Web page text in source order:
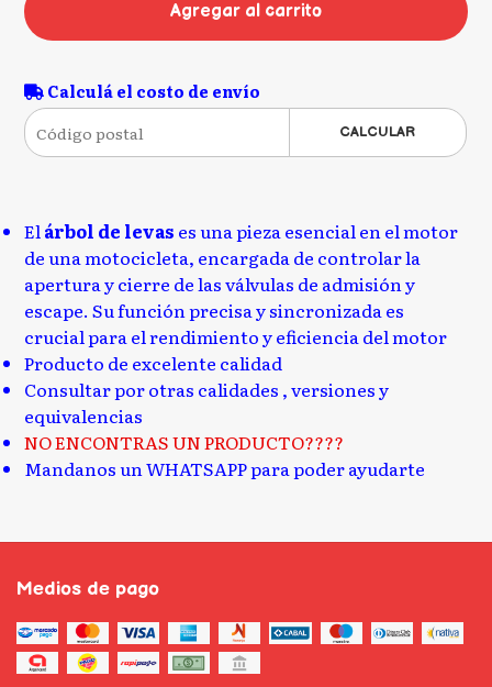
Agregar al carrito
Calculá el costo de envío
CALCULAR
Elárbol de levas es una pieza esencial en el motor
de una motocicleta, encargada de controlar la
apertura y cierre de las válvulas de admisión y
escape. Su función precisa y sincronizada es
crucial para el rendimiento y eficiencia del motor
Producto de excelente calidad
Consultar por otras calidades , versiones y
equivalencias
NO ENCONTRAS UN PRODUCTO????
Mandanos un WHATSAPP para poder ayudarte
Medios de pago